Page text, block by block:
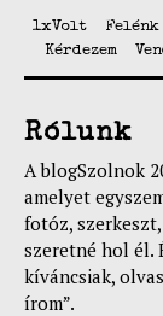
1xVolt Felénk
Kérdezem
Rólunk
A blogSzolnok
amelyet
fotóz,
szeretné hol él.
kíváncsiak,
írom”.